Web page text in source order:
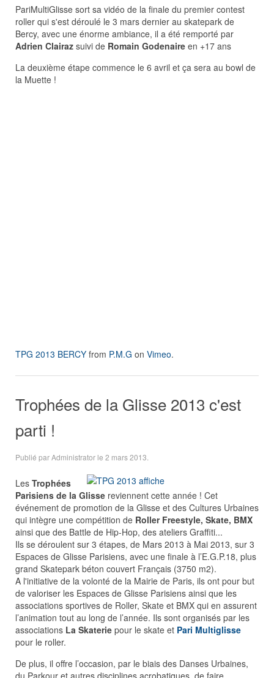
PariMultiGlisse sort sa vidéo de la finale du premier contest
roller qui s'est déroulé le 3 mars dernier au skatepark de
Bercy, avec une énorme ambiance, il a été remporté par
Adrien Clairaz suivi de Romain Godenaire en +17 ans
La deuxième étape commence le 6 avril et ça sera au bowl de
la Muette !
TPG 2013 BERCY from P.M.G on Vimeo.
Trophées de la Glisse 2013 c'est
parti !
Publié par Administrator le 2 mars 2013
Les Trophées
Parisiens de la Glisse reviennent cette année ! Cet
événement de promotion de la Glisse et des Cultures Urbaines
qui intègre une compétition de Roller Freestyle, Skate, BMX
ainsi que des Battle de Hip-Hop, des ateliers Graffiti...
Ils se déroulent sur 3 étapes, de Mars 2013 à Mai 2013, sur 3
Espaces de Glisse Parisiens, avec une finale à l’E.G.P.18, plus
grand Skatepark béton couvert Français (3750 m2).
A l'initiative de la volonté de la Mairie de Paris, ils ont pour but
de valoriser les Espaces de Glisse Parisiens ainsi que les
associations sportives de Roller, Skate et BMX qui en assurent
l’animation tout au long de l’année. Ils sont organisés par les
associations La Skaterie pour le skate et Pari Multiglisse
pour le roller.
De plus, il offre l’occasion, par le biais des Danses Urbaines,
du Parkour et autres disciplines acrobatiques, de faire